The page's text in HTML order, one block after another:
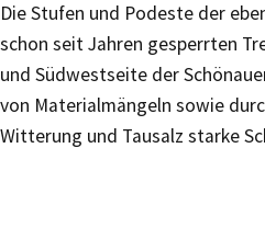
Die Stufen und Podeste der
schon seit Jahren gesperrten
und Südwestseite der
von Materialmängeln sowie
Witterung und Tausalz starke